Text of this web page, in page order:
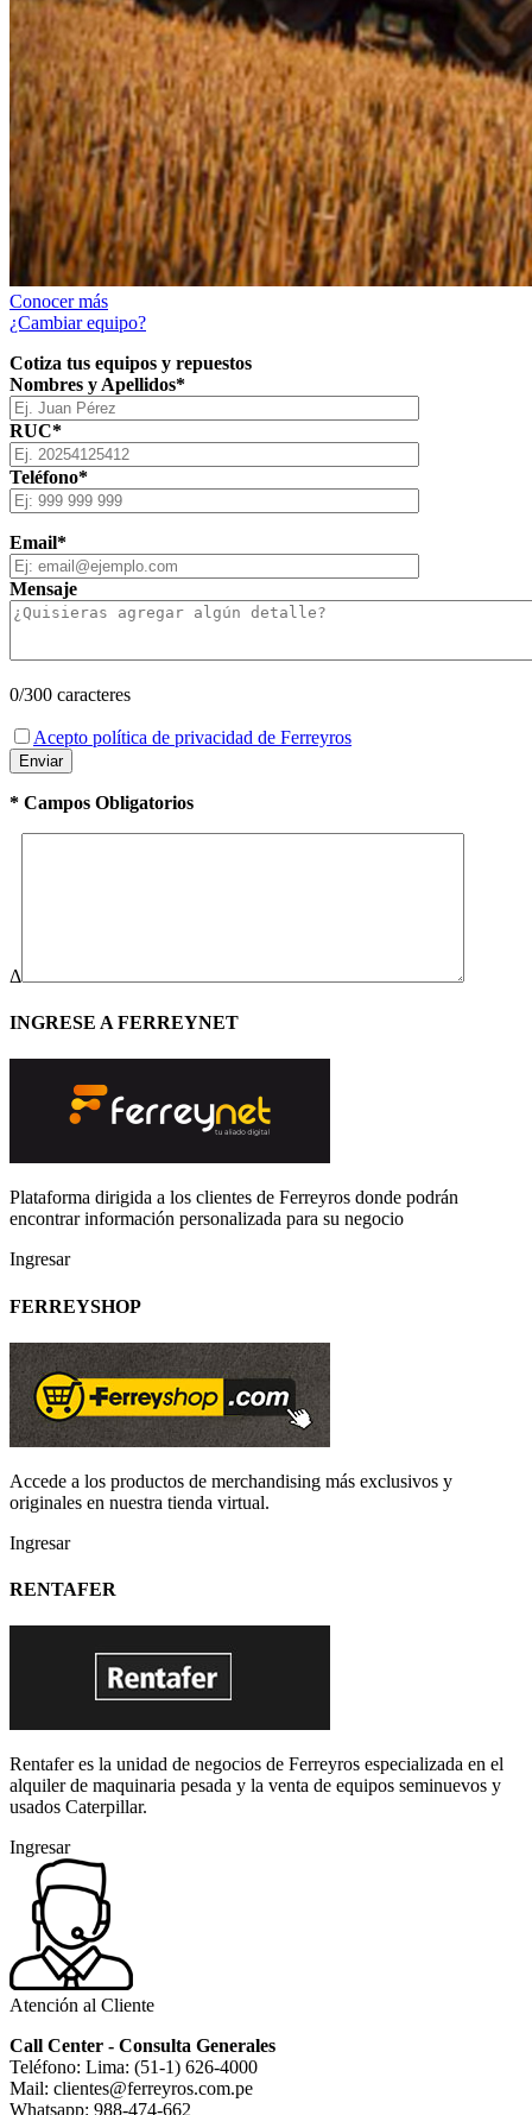
Conocer más
¿Cambiar equipo?
Cotiza tus equipos y repuestos
Nombres y Apellidos*
RUC*
Teléfono*
Email*
Mensaje
0/300 caracteres
Acepto política de privacidad de Ferreyros
* Campos Obligatorios
Δ
INGRESE A FERREYNET
Plataforma dirigida a los clientes de Ferreyros donde podrán
encontrar información personalizada para su negocio
Ingresar
FERREYSHOP
Accede a los productos de merchandising más exclusivos y
originales en nuestra tienda virtual.
Ingresar
RENTAFER
Rentafer es la unidad de negocios de Ferreyros especializada en el
alquiler de maquinaria pesada y la venta de equipos seminuevos y
usados Caterpillar.
Ingresar
Atención al Cliente
Call Center - Consulta Generales
Teléfono: Lima: (51-1) 626-4000
Mail: clientes@ferreyros.com.pe
Whatsapp: 988-474-662